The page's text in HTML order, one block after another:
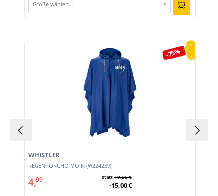
Größe wählen… ▾
-75%
REGENPONCHO MOIN (W224239)
WHISTLER
4,99 statt19,99 €
-15,00 €